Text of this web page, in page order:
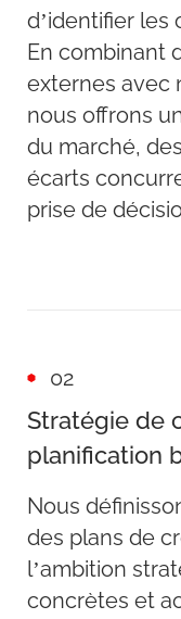
d’identifier les
En combinant
externes avec
nous offrons
du marché,
écarts
prise de
02
Stratégie de
planification
Nous
des plans de
l’ambition
concrètes et